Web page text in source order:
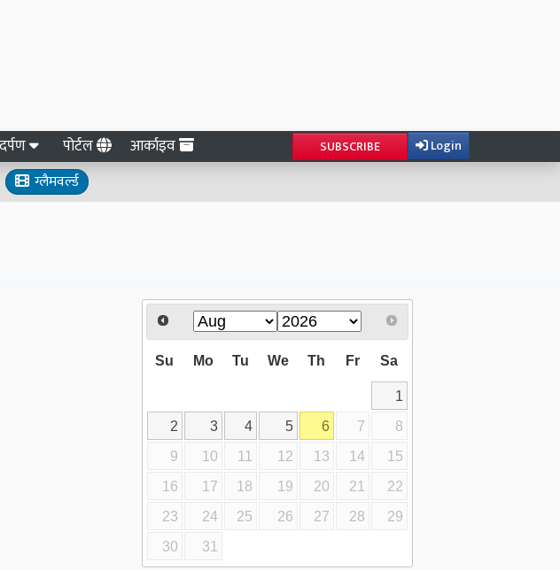
पोर्टल आर्काइव SUBSCRIBE Login
ग्लैमवर्ल्ड
Su Mo Tu We Th Fr Sa
1
2
3 4 5 6 7
8
9
10 11 12 13 14
15
16
17 18 19 20 21
22
23
24 25 26 27 28
29
30
31